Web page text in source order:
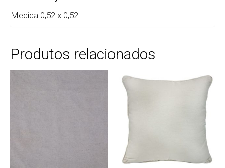
Medida 0,52 x 0,52
Produtos relacionados